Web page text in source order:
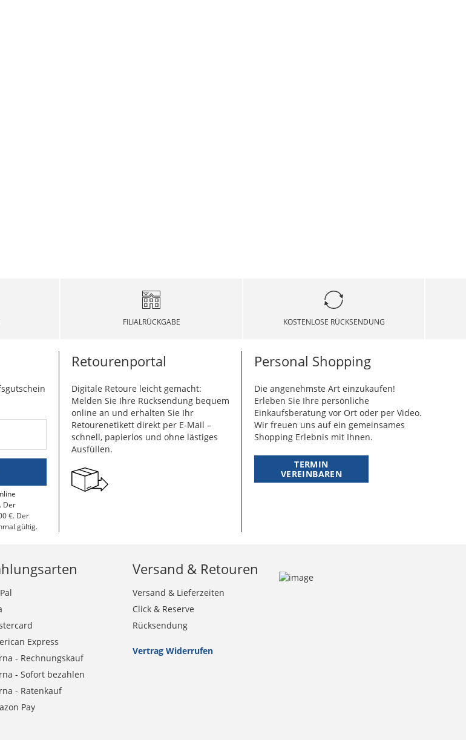
FILIALRÜCKGABE KOSTENLOSE RÜCKSENDUNG
Der
€. Der
gültig.
Retourenportal
Digitale Retoure leicht gemacht:
Melden Sie Ihre Rücksendung bequem
online an und erhalten Sie Ihr
Retourenetikett direkt per E-Mail –
schnell, papierlos und ohne lästiges
Ausfüllen.
Personal Shopping
Die angenehmste Art einzukaufen!
Erleben Sie Ihre persönliche
Einkaufsberatung vor Ort oder per Video.
Wir freuen uns auf ein gemeinsames
Shopping Erlebnis mit Ihnen.
TERMIN
VEREINBAREN
Express
- Rechnungskauf
- Sofort bezahlen
- Ratenkauf
Pay
Versand & Retouren
Versand & Lieferzeiten
Click & Reserve
Rücksendung
Vertrag Widerrufen